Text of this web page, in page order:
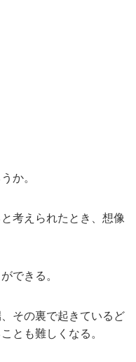
か。
考えられたとき、想像
できる。
その裏で起きているど
とも難しくなる。